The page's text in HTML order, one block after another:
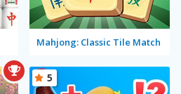
Mahjong: Classic Tile Match
5